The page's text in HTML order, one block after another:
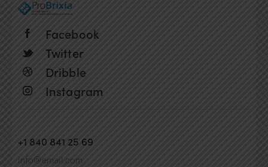
Facebook
Twitter
Dribble
Instagram
+1 840 841 25 69
info@email.com